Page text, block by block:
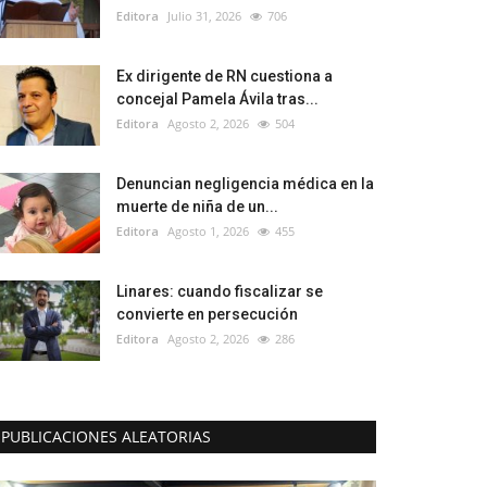
Editora Julio 31, 2026 706
Ex dirigente de RN cuestiona a
concejal Pamela Ávila tras...
Editora Agosto 2, 2026 504
Denuncian negligencia médica en la
muerte de niña de un...
Editora Agosto 1, 2026 455
Linares: cuando fiscalizar se
convierte en persecución
Editora Agosto 2, 2026 286
PUBLICACIONES ALEATORIAS